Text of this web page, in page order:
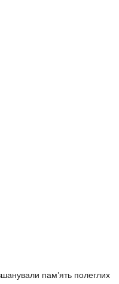
пам’ять полеглих